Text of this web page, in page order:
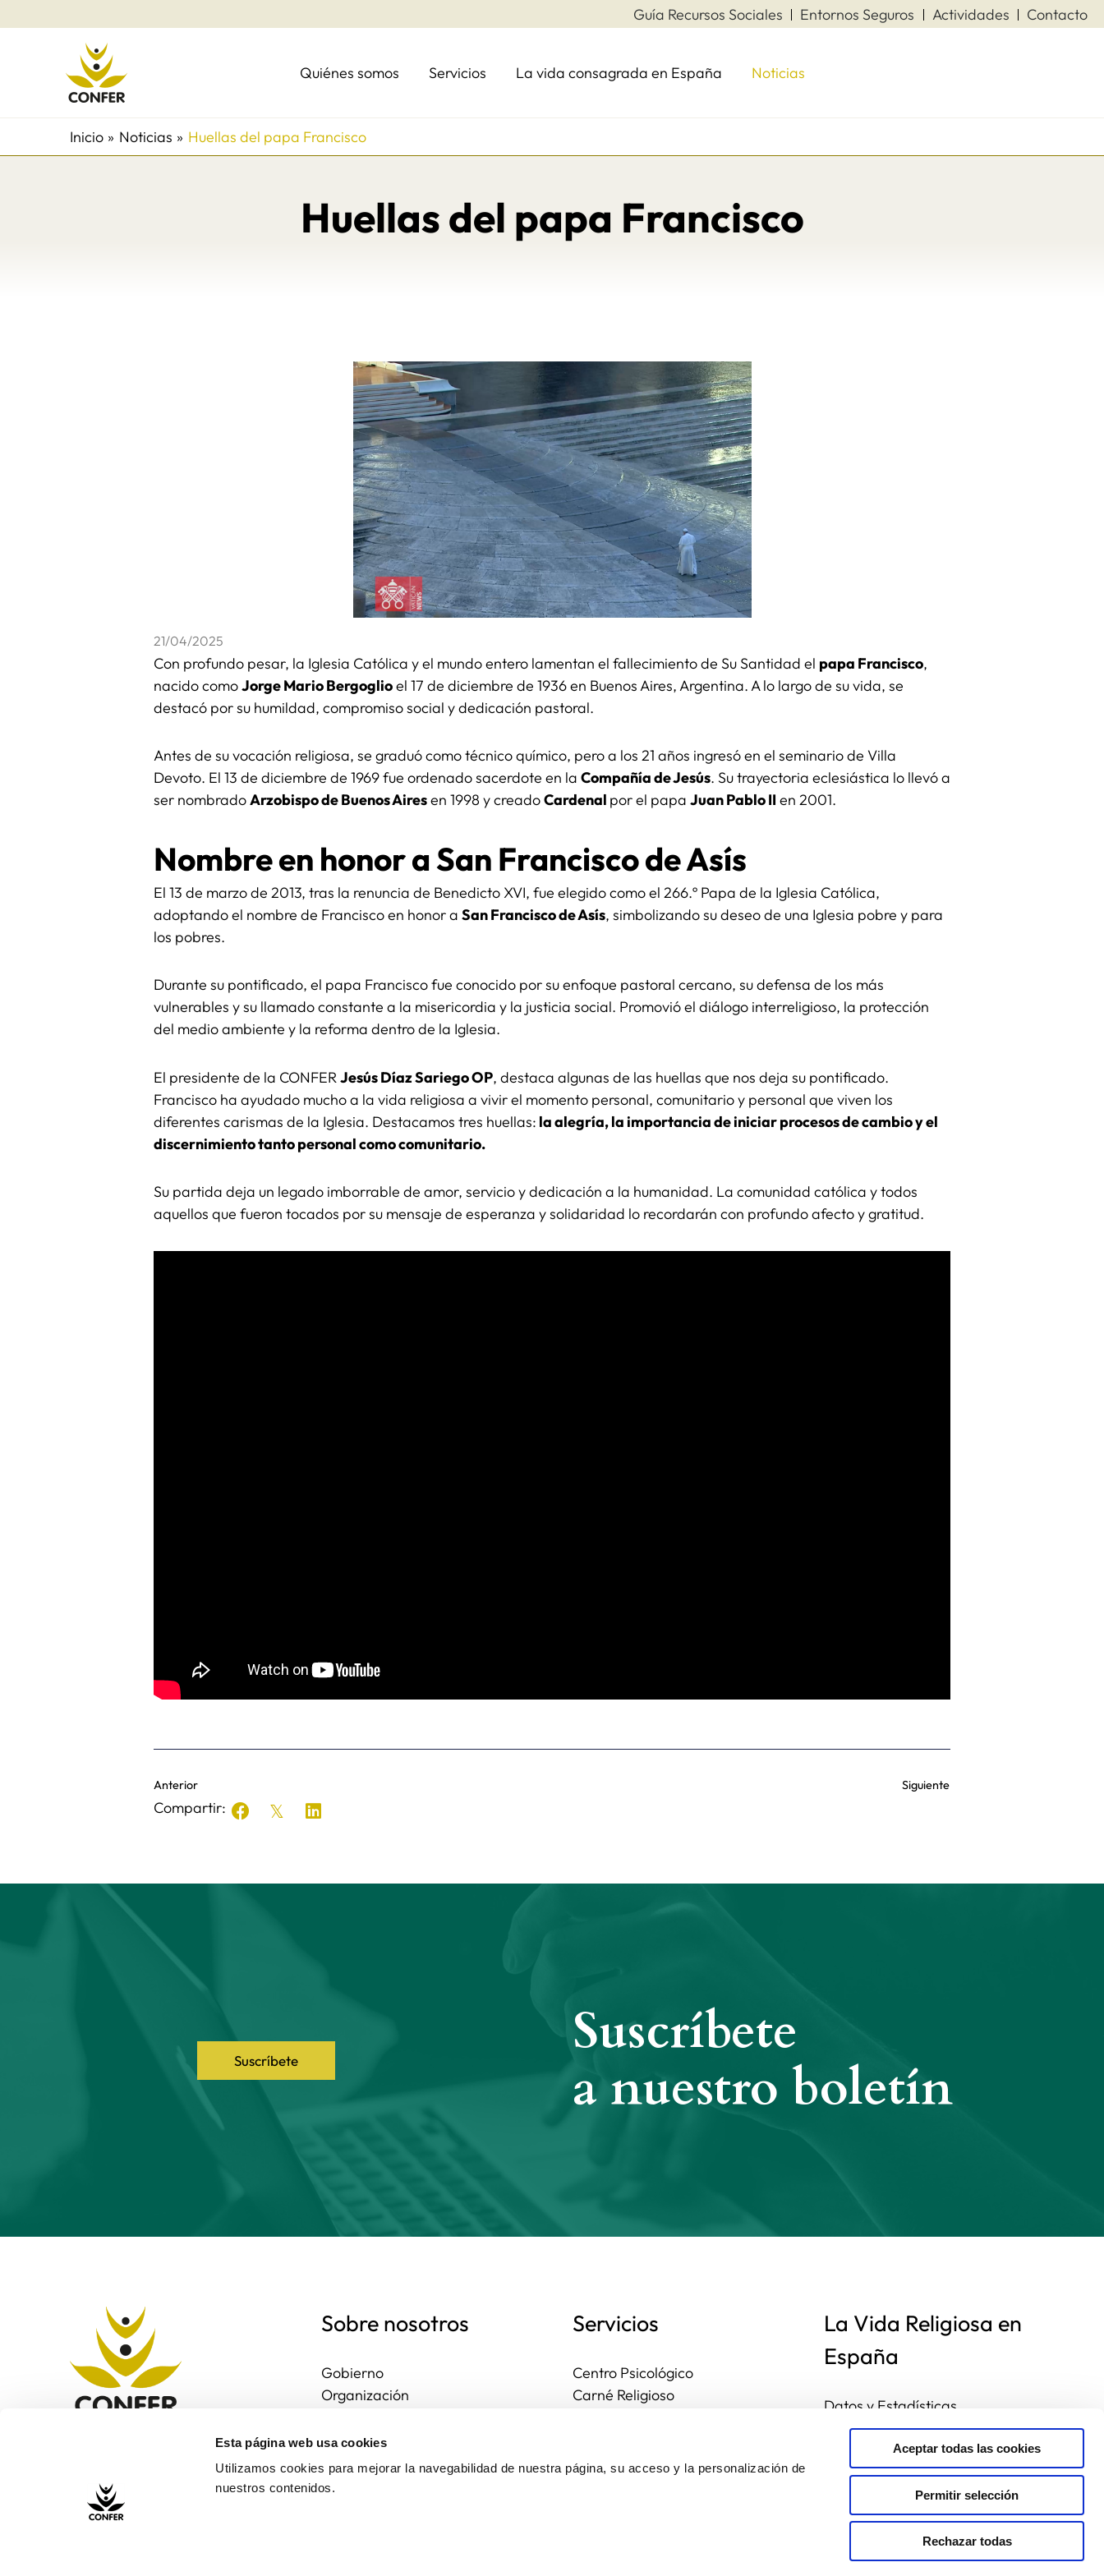
Esta página web usa cookies
Utilizamos cookies para mejorar la navegabilidad de nuestra página, su acceso y la personalización de
nuestros contenidos.
Aceptar todas las cookies
Permitir selección
Rechazar todas
al
Guía Recursos Sociales Entornos Seguros Actividades Contacto
Quiénes somos Servicios La vida consagrada en España Noticias
Inicio Noticias Huellas del papa Francisco
Huellas del papa Francisco
21/04/2025
Con profundo pesar, la Iglesia Católica y el mundo entero lamentan el fallecimiento de Su Santidad el papa Francisco,
nacido comoJorge Mario Bergoglioel 17 de diciembre de 1936 en Buenos Aires, Argentina. A lo largo de su vida, se
destacó por su humildad, compromiso social y dedicación pastoral.
Antes de su vocación religiosa, se graduó como técnico químico, pero a los 21 años ingresó en el seminario de Villa
Devoto. El 13 de diciembre de 1969 fue ordenado sacerdote en la Compañía de Jesús. Su trayectoria eclesiástica lo llevó a
ser nombradoArzobispo de Buenos Airesen 1998 y creadoCardenal por el papa Juan Pablo II en 2001.
Nombre en honor a San Francisco de Asís
El 13 de marzo de 2013, tras la renuncia de Benedicto XVI, fue elegido como el 266.º Papa de la Iglesia Católica,
adoptando el nombre de Francisco en honor a San Francisco de Asís, simbolizando su deseo de una Iglesia pobre y para
los pobres.
Durante su pontificado, el papa Francisco fue conocido por su enfoque pastoral cercano, su defensa de los más
vulnerables y su llamado constante a la misericordia y la justicia social. Promovió el diálogo interreligioso, la protección
del medio ambiente y la reforma dentro de la Iglesia.
El presidente de la CONFERJesús Díaz Sariego OP, destaca algunas de las huellas que nos deja su pontificado.
Francisco ha ayudado mucho a la vida religiosa a vivir el momento personal, comunitario y personal que viven los
diferentes carismas de la Iglesia. Destacamos tres huellas: la alegría, la importancia de iniciar procesos de cambio y el
discernimiento tanto personal como comunitario.
Su partida deja un legado imborrable de amor, servicio y dedicación a la humanidad. La comunidad católica y todos
aquellos que fueron tocados por su mensaje de esperanza y solidaridad lo recordarán con profundo afecto y gratitud.
Anterior Siguiente
Compartir:
Suscríbete
Suscríbete
a nuestro boletín
Sobre nosotros
Gobierno
Organización
Entornos seguros
Contacto
Servicios
Centro Psicológico
Carné Religioso
Actividades
La Vida Religiosa en
España
Datos y Estadísticas
Preguntas frecuentes
Mapa de congregaciones